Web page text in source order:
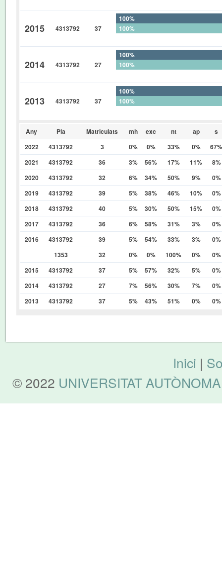
2015 4313792 37
100%
100%
2014 4313792 27
100%
100%
2013 4313792 37
100%
100%
Any Pla Matriculats mh exc nt ap
s
2022
4313792 3 0% 0% 33% 0%
67%
2021
4313792 36 3% 56% 17% 11%
8%
2020
4313792 32 6% 34% 50% 9%
0%
2019
4313792 39 5% 38% 46% 10%
0%
2018
4313792 40 5% 30% 50% 15%
0%
2017
4313792 36 6% 58% 31% 3%
0%
2016
4313792 39 5% 54% 33% 3%
0%
1353
32 0% 0% 100% 0%
0%
2015
4313792 37 5% 57% 32% 5%
0%
2014
4313792 27 7% 56% 30% 7%
0%
2013
4313792 37 5% 43% 51% 0% 0%
Inici |
© 2022 UNIVERSITAT